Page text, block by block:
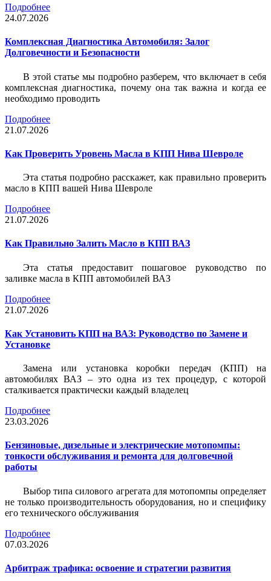
Подробнее
24.07.2026
Комплексная Диагностика Автомобиля: Залог
Долговечности и Безопасности
В этой статье мы подробно разберем, что включает в себя
комплексная диагностика, почему она так важна и когда ее
необходимо проводить
Подробнее
21.07.2026
Как Проверить Уровень Масла в КПП Нива Шевроле
Эта статья подробно расскажет, как правильно проверить
масло в КПП вашей Нива Шевроле
Подробнее
21.07.2026
Как Правильно Залить Масло в КПП ВАЗ
Эта статья предоставит пошаговое руководство по
заливке масла в КПП автомобилей ВАЗ
Подробнее
21.07.2026
Как Установить КПП на ВАЗ: Руководство по Замене и
Установке
Замена или установка коробки передач (КПП) на
автомобилях ВАЗ – это одна из тех процедур, с которой
сталкивается практически каждый владелец
Подробнее
23.03.2026
Бензиновые, дизельные и электрические мотопомпы:
тонкости обслуживания и ремонта для долговечной
работы
Выбор типа силового агрегата для мотопомпы определяет
не только производительность оборудования, но и специфику
его технического обслуживания
Подробнее
07.03.2026
Арбитраж трафика: освоение и стратегии развития